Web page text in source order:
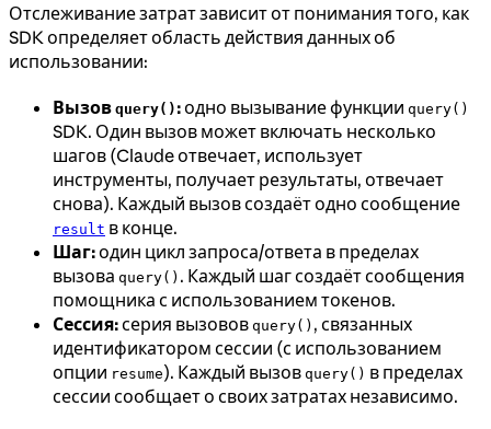
Отслеживание затрат зависит от понимания того, как
SDK определяет область действия данных об
использовании:
Вызов query() :одно вызывание функции query()
SDK. Один вызов может включать несколько
шагов (Claude отвечает, использует
инструменты, получает результаты, отвечает
снова). Каждый вызов создаёт одно сообщение
result в конце.
Шаг:один цикл запроса/ответа в пределах
вызова query() . Каждый шаг создаёт сообщения
помощника с использованием токенов.
Сессия:серия вызовов query() , связанных
идентификатором сессии (с использованием
опции resume). Каждый вызов query() в пределах
сессии сообщает о своих затратах независимо.